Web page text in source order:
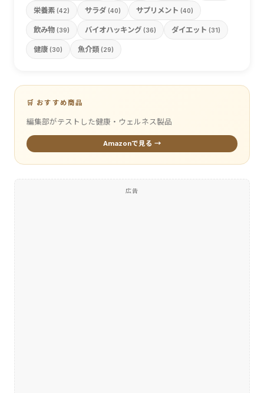
栄養素 (42) サラダ (40) サプリメント (40)
飲み物 (39) バイオハッキング (36) ダイエット (31)
健康 (30) 魚介類 (29)
🛒 おすすめ商品
編集部がテストした健康・ウェルネス製品
Amazonで見る →
広告